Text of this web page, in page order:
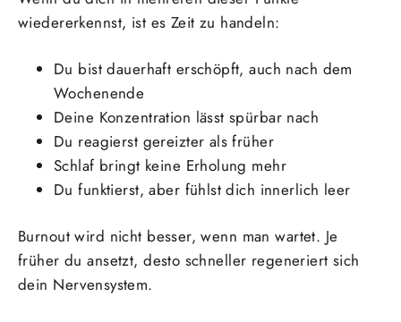
wiedererkennst, ist es Zeit zu handeln:
Du bist dauerhaft erschöpft, auch nach dem
Wochenende
Deine Konzentration lässt spürbar nach
Du reagierst gereizter als früher
Schlaf bringt keine Erholung mehr
Du funktierst, aber fühlst dich innerlich leer
Burnout wird nicht besser, wenn man wartet. Je
früher du ansetzt, desto schneller regeneriert sich
dein Nervensystem.